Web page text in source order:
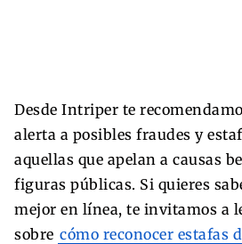
Desde Intriper te
alerta a posibles fraudes y
aquellas que apelan a causas
figuras públicas. Si quieres
mejor en línea, te invitamos a
sobre cómo reconocer estafas